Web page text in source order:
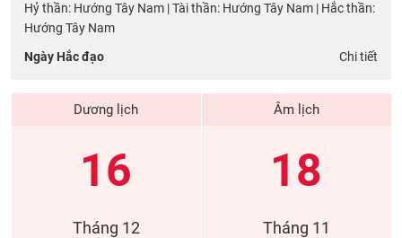
Hỷ thần: Hướng Tây Nam | Tài thần: Hướng Tây Nam | Hắc thần:
Hướng Tây Nam
Ngày Hắc đạo
Chi tiết
Dương lịch
16
Tháng 12
Âm lịch
18
Tháng 11